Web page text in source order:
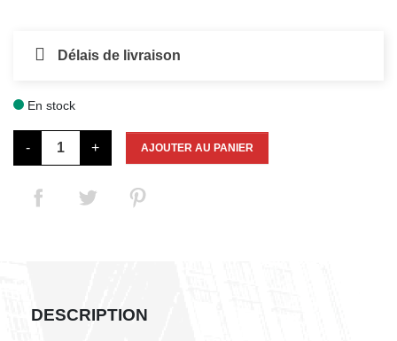
Délais de livraison
En stock
- + AJOUTER AU PANIER
DESCRIPTION